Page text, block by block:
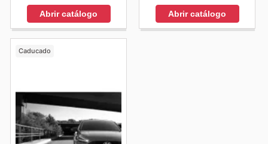
Abrir catálogo Abrir catálogo
Caducado